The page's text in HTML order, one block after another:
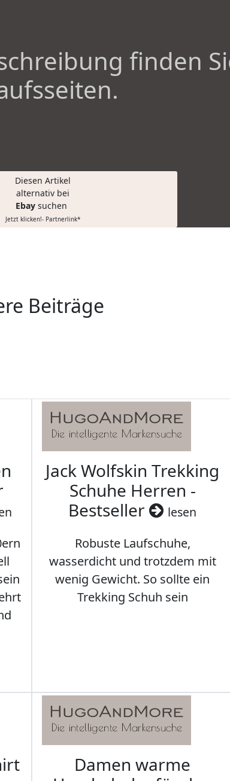
finden
Diesen Artikel
alternativ bei
Ebay suchen
Jetzt klicken!- Partnerlink*
Beiträge
Jack Wolfskin Trekking
Schuhe Herren -
Bestseller
lesen
Robuste Laufschuhe,
wasserdicht und trotzdem mit
wenig Gewicht. So sollte ein
Trekking Schuh sein
Damen warme